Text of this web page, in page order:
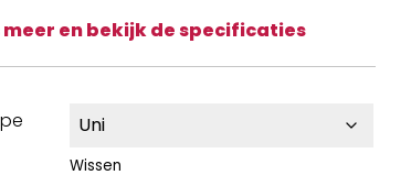
meer en bekijk de specificaties
Wissen